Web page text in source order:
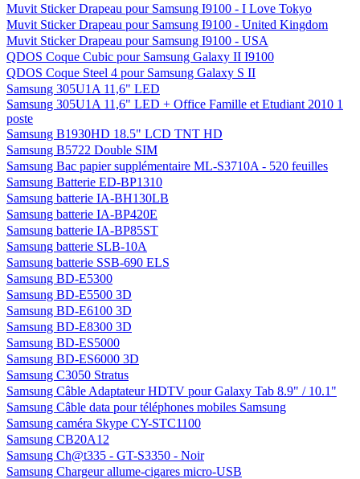
Muvit Sticker Drapeau pour Samsung I9100 - I Love Tokyo
Muvit Sticker Drapeau pour Samsung I9100 - United Kingdom
Muvit Sticker Drapeau pour Samsung I9100 - USA
QDOS Coque Cubic pour Samsung Galaxy II I9100
QDOS Coque Steel 4 pour Samsung Galaxy S II
Samsung 305U1A 11,6" LED
Samsung 305U1A 11,6" LED + Office Famille et Etudiant 2010 1
poste
Samsung B1930HD 18.5" LCD TNT HD
Samsung B5722 Double SIM
Samsung Bac papier supplémentaire ML-S3710A - 520 feuilles
Samsung Batterie ED-BP1310
Samsung batterie IA-BH130LB
Samsung batterie IA-BP420E
Samsung batterie IA-BP85ST
Samsung batterie SLB-10A
Samsung batterie SSB-690 ELS
Samsung BD-E5300
Samsung BD-E5500 3D
Samsung BD-E6100 3D
Samsung BD-E8300 3D
Samsung BD-ES5000
Samsung BD-ES6000 3D
Samsung C3050 Stratus
Samsung Câble Adaptateur HDTV pour Galaxy Tab 8.9" / 10.1"
Samsung Câble data pour téléphones mobiles Samsung
Samsung caméra Skype CY-STC1100
Samsung CB20A12
Samsung Ch@t335 - GT-S3350 - Noir
Samsung Chargeur allume-cigares micro-USB